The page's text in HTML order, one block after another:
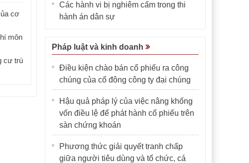
cơ
môn
cư trú
Các hành vi bị nghiêm cấm trong thi
hành án dân sự
Pháp luật và kinh doanh
Điều kiện chào bán cổ phiếu ra công
chúng của cổ đông công ty đại chúng
Hậu quả pháp lý của việc nâng khống
vốn điều lệ để phát hành cổ phiếu trên
sàn chứng khoán
Phương thức giải quyết tranh chấp
giữa người tiêu dùng và tổ chức, cá